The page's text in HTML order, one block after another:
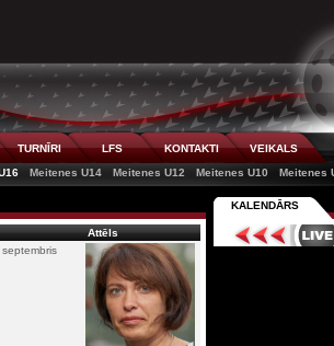
TURNĪRI LFS KONTAKTI
VEIKALS
Meitenes U14 Meitenes U12 Meitenes U10 Meitenes
Attēls
KALENDĀRS